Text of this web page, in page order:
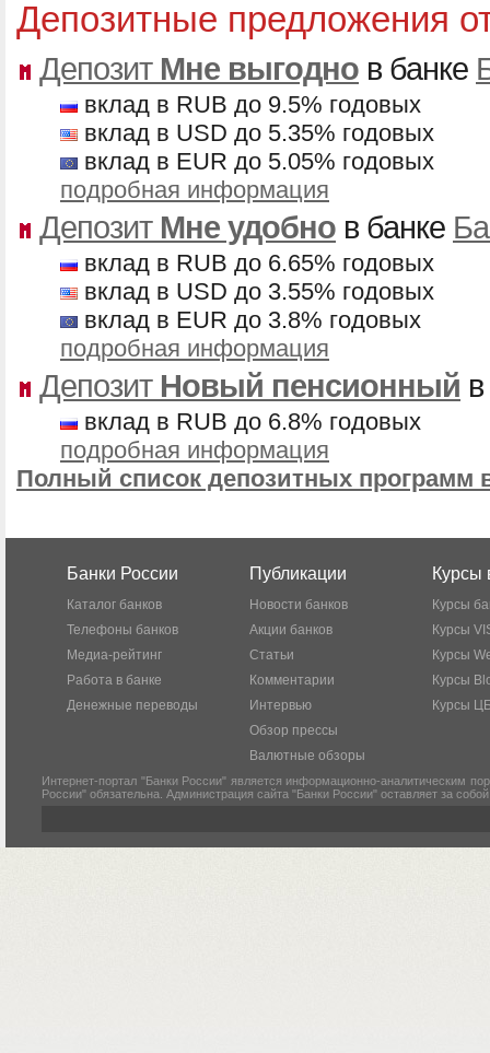
Депозитные предложения
Депозит Мне выгодно в банке
вклад в RUB до 9.5% годовых
вклад в USD до 5.35% годовых
вклад в EUR до 5.05% годовых
подробная информация
Депозит Мне удобно в банке
вклад в RUB до 6.65% годовых
вклад в USD до 3.55% годовых
вклад в EUR до 3.8% годовых
подробная информация
Депозит Новый пенсионный
вклад в RUB до 6.8% годовых
подробная информация
Полный список депозитных программ
Банки России
Каталог банков
Телефоны банков
Медиа-рейтинг
Работа в банке
Денежные переводы
Публикации
Новости банков
Акции банков
Статьи
Комментарии
Интервью
Обзор прессы
Валютные обзоры
Курсы
Курсы
Курсы
Курсы
Курсы
Курсы
Интернет-портал "Банки России" является информационно-аналитическим
России" обязательна. Администрация сайта "Банки России" оставляет за